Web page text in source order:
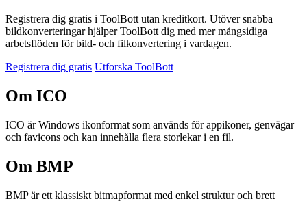
Registrera dig gratis i ToolBott utan kreditkort. Utöver snabba
bildkonverteringar hjälper ToolBott dig med mer mångsidiga
arbetsflöden för bild- och filkonvertering i vardagen.
Registrera dig gratis Utforska ToolBott
Om ICO
ICO är Windows ikonformat som används för appikoner, genvägar
och favicons och kan innehålla flera storlekar i en fil.
Om BMP
BMP är ett klassiskt bitmapformat med enkel struktur och brett